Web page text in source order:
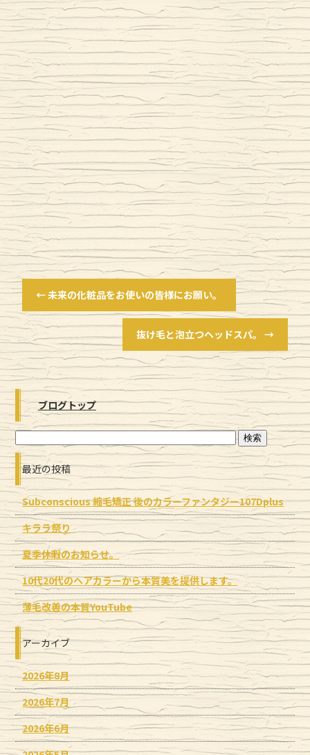
←未来の化粧品をお使いの皆様にお願い。
抜け毛と泡立つヘッドスパ。 →
ブログトップ
最近の投稿
Subconscious 縮毛矯正 後のカラーファンタジー107Dplus
キララ祭り
夏季休暇のお知らせ。
10代20代のヘアカラーから本質美を提供します。
薄毛改善の本質YouTube
アーカイブ
2026年8月
2026年7月
2026年6月